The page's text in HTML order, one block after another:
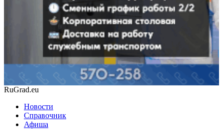
RuGrad.eu
Новости
Справочник
Афиша